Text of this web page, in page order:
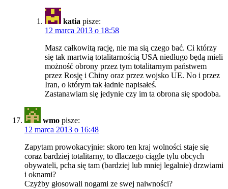
katia pisze:
12 marca 2013 o 18:58
Masz całkowitą rację, nie ma sią czego bać. Ci którzy
się tak martwią totalitarnością USA niedługo będą mieli
możność obrony przez tym totalitarnym państwem
przez Rosję i Chiny oraz przez wojsko UE. No i przez
Iran, o którym tak ładnie napisałeś.
Zastanawiam się jedynie czy im ta obrona się spodoba.
wmo pisze:
12 marca 2013 o 16:48
Zapytam prowokacyjnie: skoro ten kraj wolności staje się
coraz bardziej totalitarny, to dlaczego ciągle tylu obcych
obywateli, pcha się tam (bardziej lub mniej legalnie) drzwiami
i oknami?
Czyżby głosowali nogami ze swej naiwności?